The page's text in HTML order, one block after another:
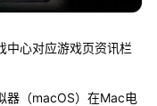
中心对应游戏页资讯栏
器（macOS）在Mac电